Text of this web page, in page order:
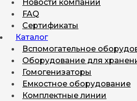
Новости компании
FAQ
Сертификаты
Каталог
Вспомогательное
Оборудование для
Гомогенизаторы
Емкостное оборудование
Комплектные линии